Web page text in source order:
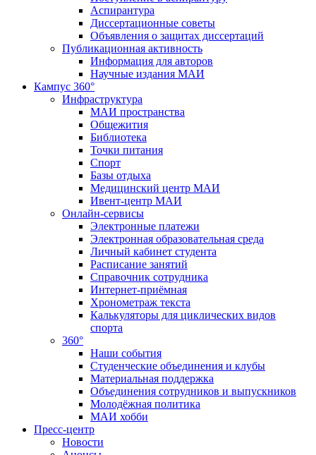
Аспирантура
Диссертационные советы
Объявления о защитах диссертаций
Публикационная активность
Информация для авторов
Научные издания МАИ
Кампус 360°
Инфраструктура
МАИ пространства
Общежития
Библиотека
Точки питания
Спорт
Базы отдыха
Медицинский центр МАИ
Ивент-центр МАИ
Онлайн-сервисы
Электронные платежи
Электронная образовательная среда
Личный кабинет студента
Расписание занятий
Справочник сотрудника
Интернет-приёмная
Хронометраж текста
Калькуляторы для циклических видов
спорта
360°
Наши события
Студенческие объединения и клубы
Материальная поддержка
Объединения сотрудников и выпускников
Молодёжная политика
МАИ хобби
Пресс-центр
Новости